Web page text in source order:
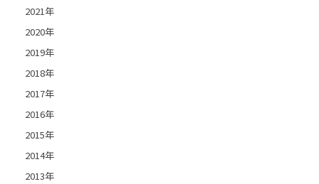
2021年
2020年
2019年
2018年
2017年
2016年
2015年
2014年
2013年